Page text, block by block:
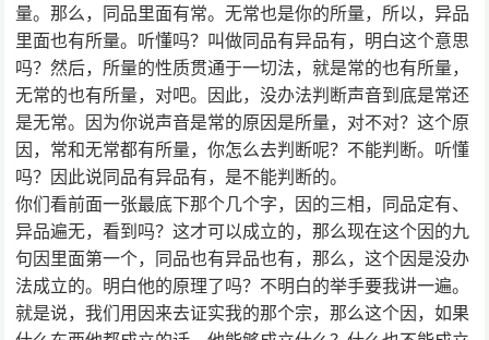
量。那么，同品里面有常。无常也是你的所量，所以，异品
里面也有所量。听懂吗？叫做同品有异品有，明白这个意思
吗？然后，所量的性质贯通于一切法，就是常的也有所量，
无常的也有所量，对吧。因此，没办法判断声音到底是常还
是无常。因为你说声音是常的原因是所量，对不对？这个原
因，常和无常都有所量，你怎么去判断呢？不能判断。听懂
吗？因此说同品有异品有，是不能判断的。
你们看前面一张最底下那个几个字，因的三相，同品定有、
异品遍无，看到吗？这才可以成立的，那么现在这个因的九
句因里面第一个，同品也有异品也有，那么，这个因是没办
法成立的。明白他的原理了吗？不明白的举手要我讲一遍。
就是说，我们用因来去证实我的那个宗，那么这个因，如果